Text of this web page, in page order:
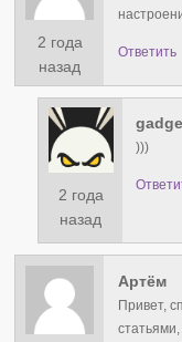
2 года
назад
Ответить
2 года
назад
)))
Артём
Привет,